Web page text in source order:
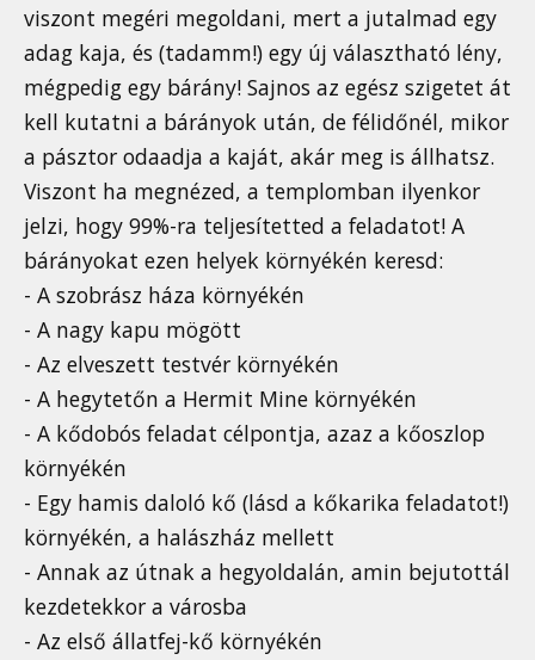
viszont megéri megoldani, mert a jutalmad egy
adag kaja, és (tadamm!) egy új választható lény,
mégpedig egy bárány! Sajnos az egész szigetet át
kell kutatni a bárányok után, de félidőnél, mikor
a pásztor odaadja a kaját, akár meg is állhatsz.
Viszont ha megnézed, a templomban ilyenkor
jelzi, hogy 99%-ra teljesítetted a feladatot! A
bárányokat ezen helyek környékén keresd:
- A szobrász háza környékén
- A nagy kapu mögött
- Az elveszett testvér környékén
- A hegytetőn a Hermit Mine környékén
- A kődobós feladat célpontja, azaz a kőoszlop
környékén
- Egy hamis daloló kő (lásd a kőkarika feladatot!)
környékén, a halászház mellett
- Annak az útnak a hegyoldalán, amin bejutottál
kezdetekkor a városba
- Az első állatfej-kő környékén